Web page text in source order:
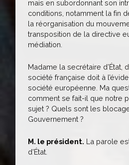
mais en subordonnant son
conditions, notamment la fin
la réorganisation du
transposition de la directive
médiation.
Madame la secrétaire d’État,
société française doit à
société européenne. Ma
comment se fait-il que notre
sujet ? Quels sont les
Gouvernement ?
M. le président. La parole
d’État.